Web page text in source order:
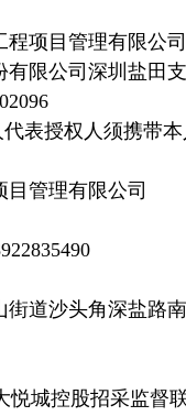
项目管理有限公司
有限公司深圳盐田
表授权人须携带本
管理有限公司
道沙头角深盐路
城控股招采监督联